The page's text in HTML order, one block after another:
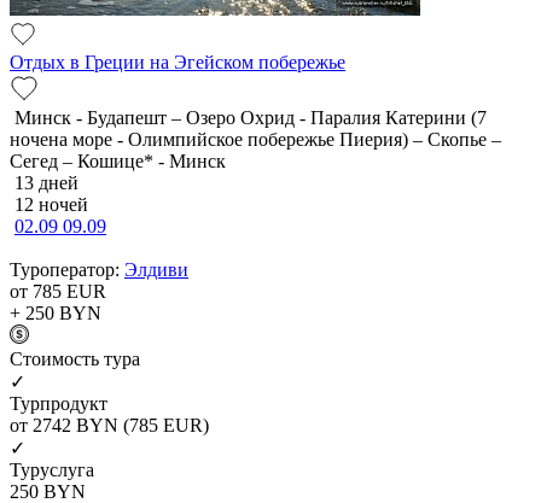
Отдых в Греции на Эгейском побережье
Минск - Будапешт – Озеро Охрид - Паралия Катерини (7
ночена море - Олимпийское побережье Пиерия) – Скопье –
Сегед – Кошице* - Минск
13 дней
12 ночей
02.09 09.09
Туроператор: Элдиви
от 785 EUR
+ 250 BYN
Cтоимость тура
✓
Турпродукт
от 2742 BYN (785 EUR)
✓
Туруслуга
250 BYN